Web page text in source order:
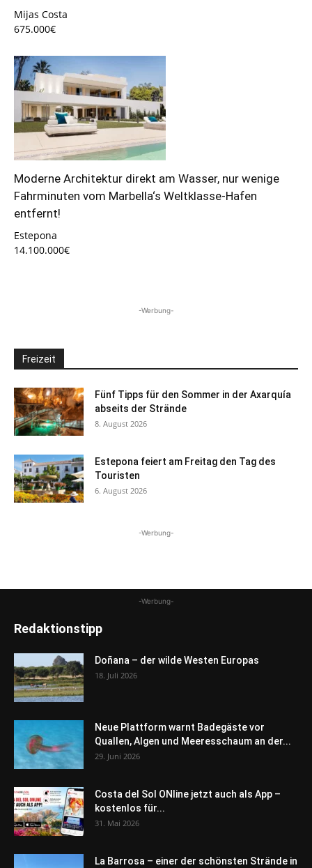
Mijas Costa
675.000€
Moderne Architektur direkt am Wasser, nur wenige
Fahrminuten vom Marbella‘s Weltklasse-Hafen
entfernt!
Estepona
14.100.000€
-Werbung-
Freizeit
Fünf Tipps für den Sommer in der Axarquía
abseits der Strände
8. August 2026
Estepona feiert am Freitag den Tag des
Touristen
6. August 2026
-Werbung-
-Werbung-
Redaktionstipp
Doñana – der wilde Westen Europas
18. Juli 2026
Neue Plattform warnt Badegäste vor
Quallen, Algen und Meeresschaum an der...
29. Juni 2026
Costa del Sol ONline jetzt auch als App –
kostenlos für...
31. Mai 2026
La Barrosa – einer der schönsten Strände in